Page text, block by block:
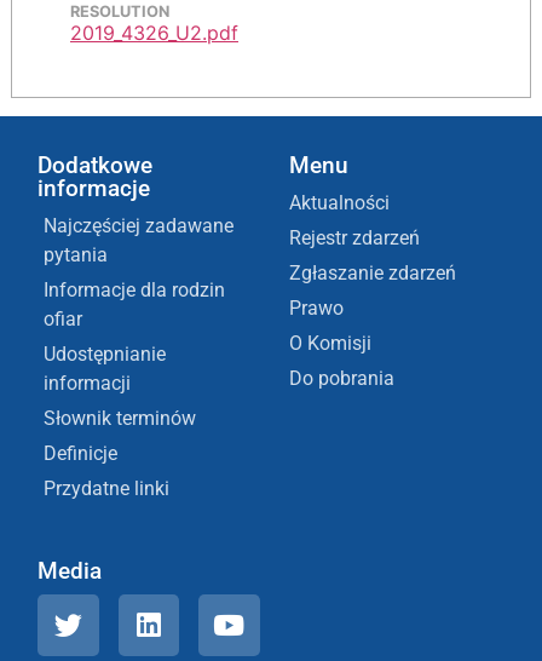
RESOLUTION
2019_4326_U2.pdf
Dodatkowe
informacje
Najczęściej zadawane
pytania
Informacje dla rodzin
ofiar
Udostępnianie
informacji
Słownik terminów
Definicje
Przydatne linki
Menu
Aktualności
Rejestr zdarzeń
Zgłaszanie zdarzeń
Prawo
O Komisji
Do pobrania
Media